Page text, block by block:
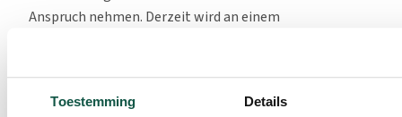
Toestemming Details
Anspruch nehmen. Derzeit wird an einem
Unterstützung von Betrieben, die daran teilnehmen,
gearbeitet. Laut der scheidenden Ministerin Schouten